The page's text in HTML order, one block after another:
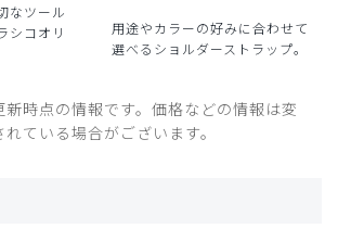
なツール
シコオリ
用途やカラーの好みに合わせて
選べるショルダーストラップ。
時点の情報です。価格などの情報は変
れている場合がございます。